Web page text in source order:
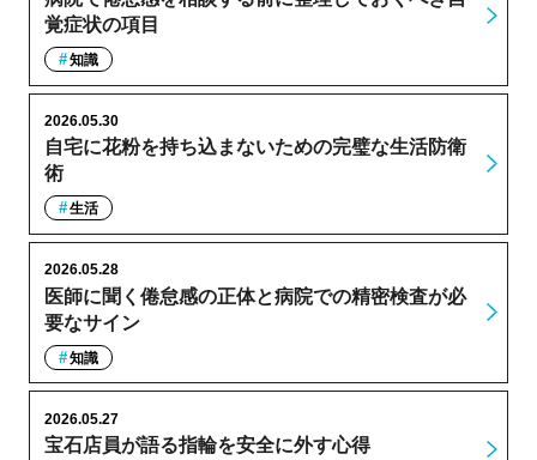
覚症状の項目
知識
自宅に花粉を持ち込まないための完璧な生活防衛
術
2026.05.30
生活
医師に聞く倦怠感の正体と病院での精密検査が必
要なサイン
2026.05.28
知識
宝石店員が語る指輪を安全に外す心得
2026.05.27